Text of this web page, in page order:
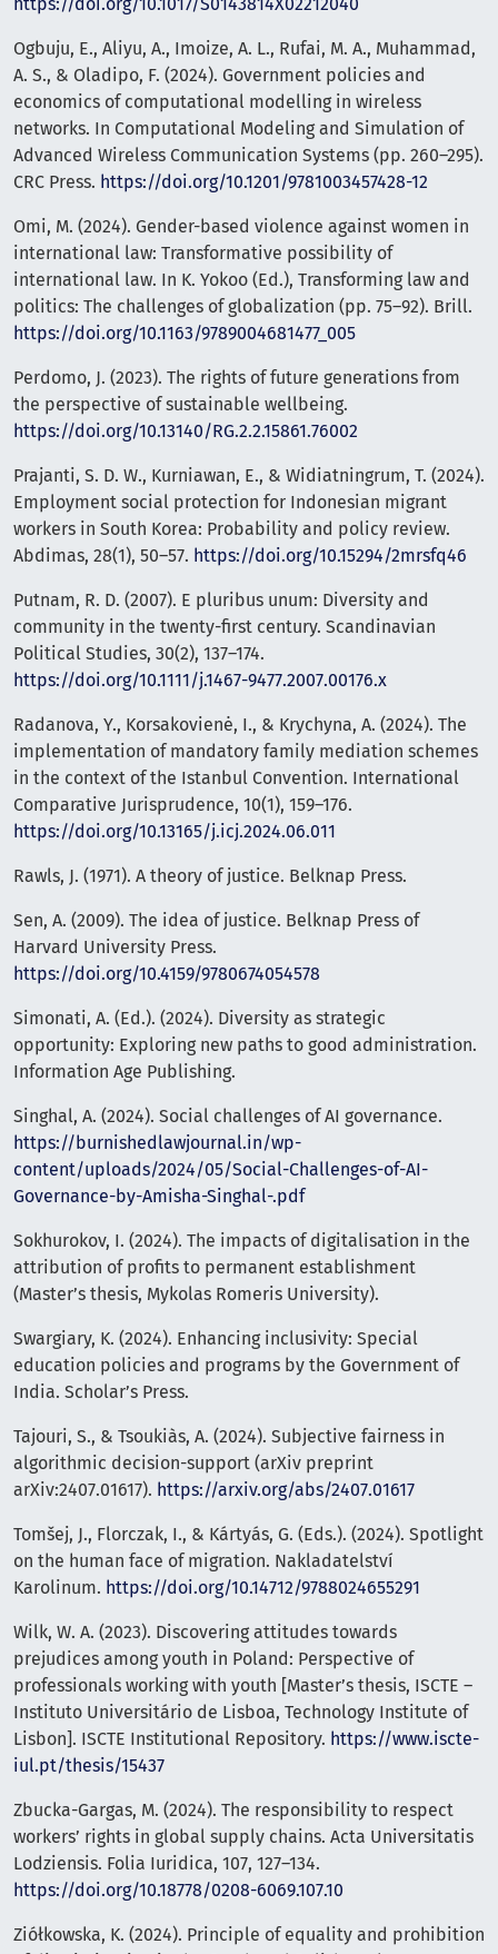
https://doi.org/10.1017/S0143814X02212040
Ogbuju, E., Aliyu, A., Imoize, A. L., Rufai, M. A., Muhammad,
A. S., & Oladipo, F. (2024). Government policies and
economics of computational modelling in wireless
networks. In Computational Modeling and Simulation of
Advanced Wireless Communication Systems (pp. 260–295).
CRC Press. https://doi.org/10.1201/9781003457428-12
Omi, M. (2024). Gender-based violence against women in
international law: Transformative possibility of
international law. In K. Yokoo (Ed.), Transforming law and
politics: The challenges of globalization (pp. 75–92). Brill.
https://doi.org/10.1163/9789004681477_005
Perdomo, J. (2023). The rights of future generations from
the perspective of sustainable wellbeing.
https://doi.org/10.13140/RG.2.2.15861.76002
Prajanti, S. D. W., Kurniawan, E., & Widiatningrum, T. (2024).
Employment social protection for Indonesian migrant
workers in South Korea: Probability and policy review.
Abdimas, 28(1), 50–57. https://doi.org/10.15294/2mrsfq46
Putnam, R. D. (2007). E pluribus unum: Diversity and
community in the twenty-first century. Scandinavian
Political Studies, 30(2), 137–174.
https://doi.org/10.1111/j.1467-9477.2007.00176.x
Radanova, Y., Korsakovienė, I., & Krychyna, A. (2024). The
implementation of mandatory family mediation schemes
in the context of the Istanbul Convention. International
Comparative Jurisprudence, 10(1), 159–176.
https://doi.org/10.13165/j.icj.2024.06.011
Rawls, J. (1971). A theory of justice. Belknap Press.
Sen, A. (2009). The idea of justice. Belknap Press of
Harvard University Press.
https://doi.org/10.4159/9780674054578
Simonati, A. (Ed.). (2024). Diversity as strategic
opportunity: Exploring new paths to good administration.
Information Age Publishing.
Singhal, A. (2024). Social challenges of AI governance.
https://burnishedlawjournal.in/wp-
content/uploads/2024/05/Social-Challenges-of-AI-
Governance-by-Amisha-Singhal-.pdf
Sokhurokov, I. (2024). The impacts of digitalisation in the
attribution of profits to permanent establishment
(Master’s thesis, Mykolas Romeris University).
Swargiary, K. (2024). Enhancing inclusivity: Special
education policies and programs by the Government of
India. Scholar’s Press.
Tajouri, S., & Tsoukiàs, A. (2024). Subjective fairness in
algorithmic decision-support (arXiv preprint
arXiv:2407.01617). https://arxiv.org/abs/2407.01617
Tomšej, J., Florczak, I., & Kártyás, G. (Eds.). (2024). Spotlight
on the human face of migration. Nakladatelství
Karolinum. https://doi.org/10.14712/9788024655291
Wilk, W. A. (2023). Discovering attitudes towards
prejudices among youth in Poland: Perspective of
professionals working with youth [Master’s thesis, ISCTE –
Instituto Universitário de Lisboa, Technology Institute of
Lisbon]. ISCTE Institutional Repository. https://www.iscte-
iul.pt/thesis/15437
Zbucka-Gargas, M. (2024). The responsibility to respect
workers’ rights in global supply chains. Acta Universitatis
Lodziensis. Folia Iuridica, 107, 127–134.
https://doi.org/10.18778/0208-6069.107.10
Ziółkowska, K. (2024). Principle of equality and prohibition